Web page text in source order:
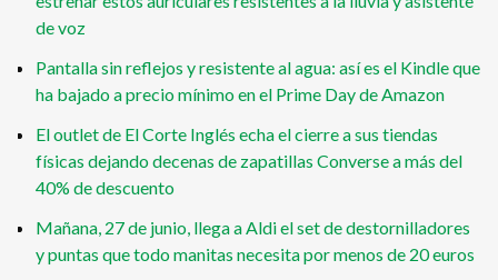
de voz
Pantalla sin reflejos y resistente al agua: así es el Kindle que
ha bajado a precio mínimo en el Prime Day de Amazon
El outlet de El Corte Inglés echa el cierre a sus tiendas
físicas dejando decenas de zapatillas Converse a más del
40% de descuento
Mañana, 27 de junio, llega a Aldi el set de destornilladores
y puntas que todo manitas necesita por menos de 20 euros